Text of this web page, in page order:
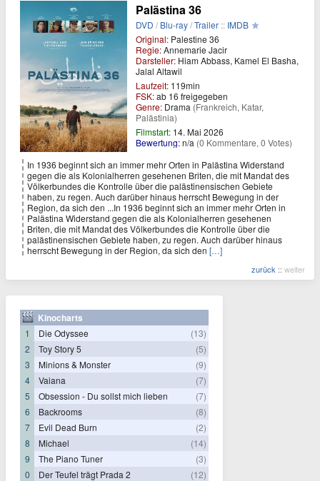
Palästina 36
DVD /Blu-ray/Trailer :: IMDB
Original: Palestine 36
Regie:Annemarie Jacir
Darsteller: Hiam Abbass, Kamel El Basha,
Jalal Altawil
Laufzeit: 119min
FSK:ab 16 freigegeben
Genre: Drama (Frankreich, Katar,
Palästinia)
Filmstart: 14. Mai 2026
Bewertung:n/a (0 Kommentare, 0 Votes)
In 1936 beginnt sich an immer mehr Orten in Palästina Widerstand
gegen die als Kolonialherren gesehenen Briten, die mit Mandat des
Völkerbundes die Kontrolle über die palästinensischen Gebiete
haben, zu regen. Auch darüber hinaus herrscht Bewegung in der
Region, da sich den ...In 1936 beginnt sich an immer mehr Orten in
Palästina Widerstand gegen die als Kolonialherren gesehenen
Briten, die mit Mandat des Völkerbundes die Kontrolle über die
palästinensischen Gebiete haben, zu regen. Auch darüber hinaus
herrscht Bewegung in der Region, da sich den […]
zurück :: weiter
Kinocharts
1 Die Odyssee
(13)
2
Toy Story 5
(5)
3
Minions & Monster
(9)
4
Vaiana
(7)
5
Obsession - Du sollst mich lieben
(7)
6
Backrooms
(8)
7
Evil Dead Burn
(2)
8
Michael
(14)
9
The Piano Tuner
(3)
0
Der Teufel trägt Prada 2 (12)